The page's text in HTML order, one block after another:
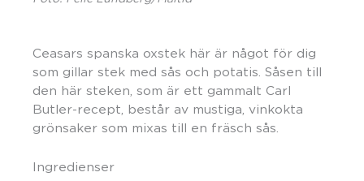
Ceasars spanska oxstek här är något för dig
som gillar stek med sås och potatis. Såsen till
den här steken, som är ett gammalt Carl
Butler-recept, består av mustiga, vinkokta
grönsaker som mixas till en fräsch sås.
Ingredienser